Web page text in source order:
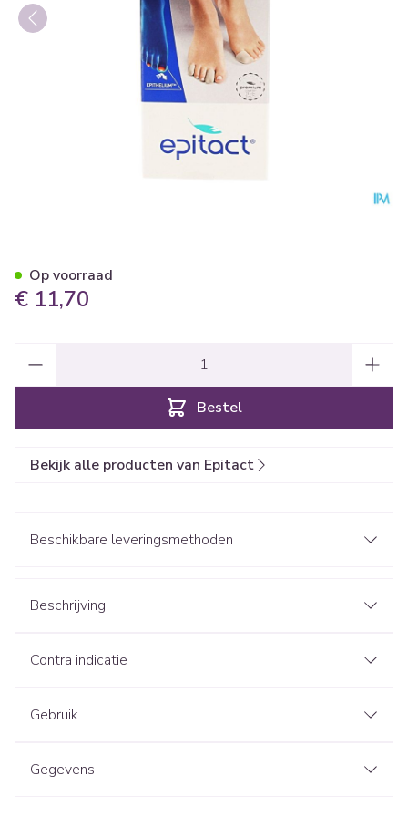
€ 11,70
Bestel
Op voorraad
Bekijk alle producten van Epitact
Beschikbare leveringsmethoden
Beschrijving
Contra indicatie
Gebruik
Gegevens